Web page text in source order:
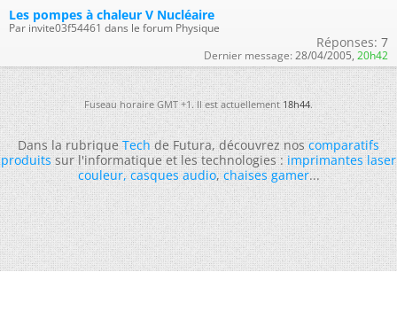
Les pompes à chaleur V Nucléaire
Par invite03f54461 dans le forum Physique
Réponses: 7
Dernier message: 28/04/2005, 20h42
Fuseau horaire GMT +1. Il est actuellement18h44.
Dans la rubriqueTechde Futura, découvrez noscomparatifs
produitssur l'informatique et les technologies :imprimantes laser
couleur,casques audio,chaises gamer...